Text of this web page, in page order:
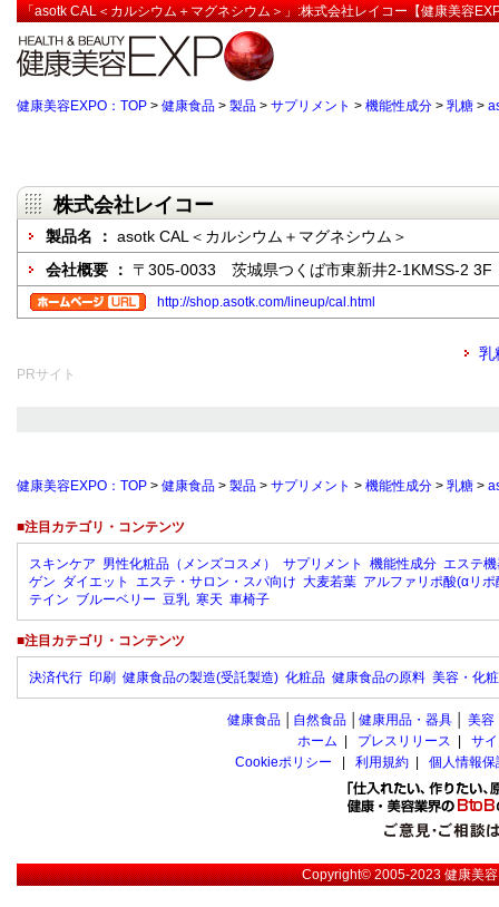
「asotk CAL＜カルシウム＋マグネシウム＞」:株式会社レイコー【健康美容
健康美容EXPO：TOP > 健康食品 > 製品 > サプリメント > 機能性成分 > 乳糖 >
株式会社レイコー
製品名 ： asotk CAL＜カルシウム＋マグネシウム＞
会社概要 ： 〒305-0033 茨城県つくば市東新井2-1KMSS-2 3F
http://shop.asotk.com/lineup/cal.html
乳
PRサイト
健康美容EXPO：TOP > 健康食品 > 製品 > サプリメント > 機能性成分 > 乳糖 >
■注目カテゴリ・コンテンツ
スキンケア 男性化粧品（メンズコスメ） サプリメント 機能性成分 エステ
ゲン ダイエット エステ・サロン・スパ向け 大麦若葉 アルファリポ酸(αリポ
テイン ブルーベリー 豆乳 寒天 車椅子
■注目カテゴリ・コンテンツ
決済代行 印刷 健康食品の製造(受託製造) 化粧品 健康食品の原料 美容・化
健康食品 自然食品 健康用品・器具 美容
ホーム
プレスリリース
サ
Cookieポリシー
利用規約 個人情報
Copyright© 2005-2023健康美